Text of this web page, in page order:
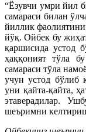
“Ёзувчи умри йил
самараси билан
йиллик
йўқ. Ойбек бу
қаршисида устод
ҳаққоният тўла
самараси тўла
учун устод бўлиб
уни қайта-қайта,
этаверадилар.
шеъримни